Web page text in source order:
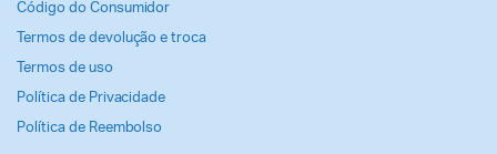
Código do Consumidor
Termos de devolução e troca
Termos de uso
Política de Privacidade
Política de Reembolso